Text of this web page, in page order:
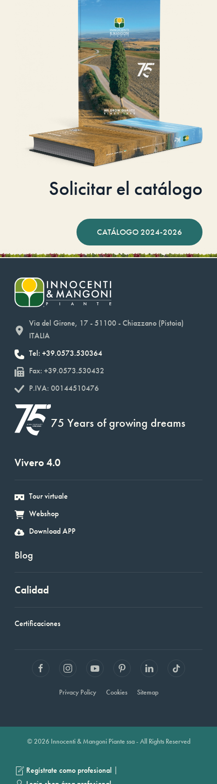
Solicitar el catálogo
CATÁLOGO 2024-2026
Via del Girone, 17 - 51100 - Chiazzano (Pistoia)
ITALIA
Tel: +39.0573.530364
Fax: +39.0573.530432
P.IVA: 00144510476
75 Years of growing dreams
Vivero 4.0
Tour virtuale
Webshop
Download APP
Blog
Calidad
Certificaciones
Privacy Policy Cookies Sitemap
© 2026 Innocenti & Mangoni Piante ssa - All Rights Reserved
Regístrate como profesional |